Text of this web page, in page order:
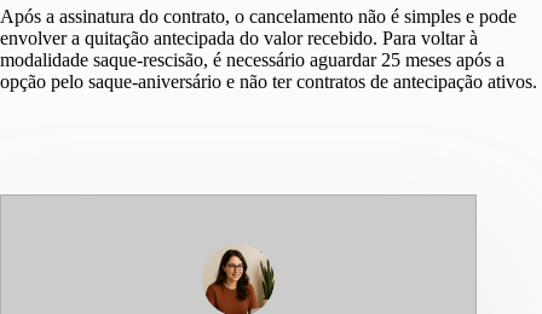
Após a assinatura do contrato, o cancelamento não é simples e pode
envolver a quitação antecipada do valor recebido. Para voltar à
modalidade saque-rescisão, é necessário aguardar 25 meses após a
opção pelo saque-aniversário e não ter contratos de antecipação ativos.